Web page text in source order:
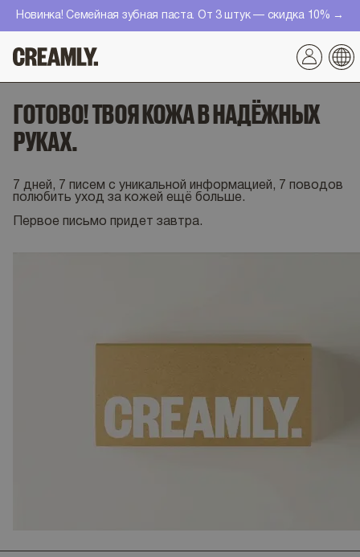
Перейти
к
контенту
Новинка! Семейная зубная паста. От 3 штук — скидка 10% →
ГОТОВО! ТВОЯ КОЖА В НАДЁЖНЫХ
РУКАХ.
7 дней, 7 писем с уникальной информацией, 7 поводов
полюбить уход за кожей ещё больше.
Первое письмо придет завтра.